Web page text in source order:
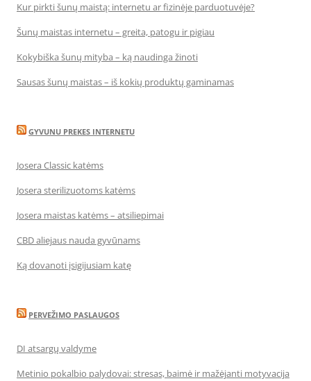
Kur pirkti šunų maistą: internetu ar fizinėje parduotuvėje?
Šunų maistas internetu – greita, patogu ir pigiau
Kokybiška šunų mityba – ką naudinga žinoti
Sausas šunų maistas – iš kokių produktų gaminamas
GYVUNU PREKES INTERNETU
Josera Classic katėms
Josera sterilizuotoms katėms
Josera maistas katėms – atsiliepimai
CBD aliejaus nauda gyvūnams
Ką dovanoti įsigijusiam katę
PERVEŽIMO PASLAUGOS
DI atsargų valdyme
Metinio pokalbio palydovai: stresas, baimė ir mažėjanti motyvacija